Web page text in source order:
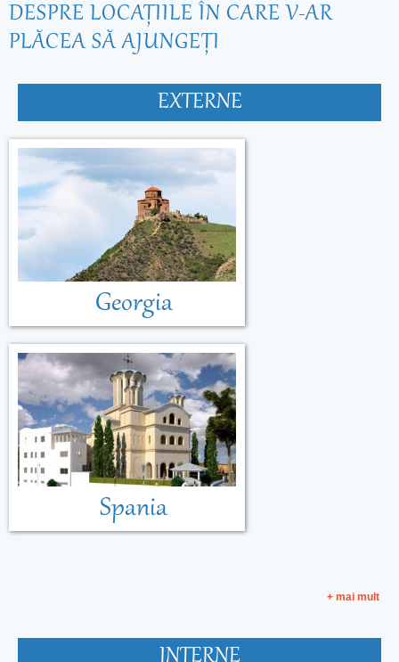
DESPRE LOCAŢIILE ÎN CARE V-AR
PLĂCEA SĂ AJUNGEŢI
EXTERNE
Georgia
Spania
+ mai mult
INTERNE